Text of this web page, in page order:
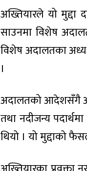
अख्तियारले यो
साउनमा विशेष
विशेष अदालतका
।
अदालतको आदेशसँगै अब
तथा नदीजन्य
थियो । यो मुद्दाको